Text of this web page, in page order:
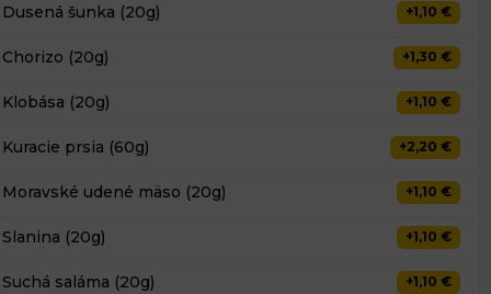
šunka (20g) +1,10 €
(20g) +1,30 €
(20g) +1,10 €
prsia (60g) +2,20 €
udené mäso (20g) +1,10 €
(20g) +1,10 €
saláma (20g) +1,10 €